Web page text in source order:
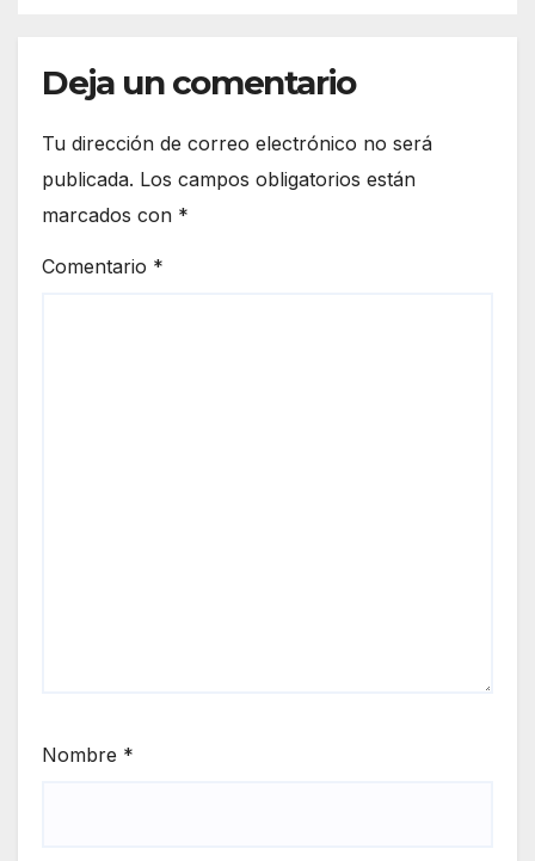
Deja un comentario
Tu dirección de correo electrónico no será
publicada. Los campos obligatorios están
marcados con *
Comentario *
Nombre *